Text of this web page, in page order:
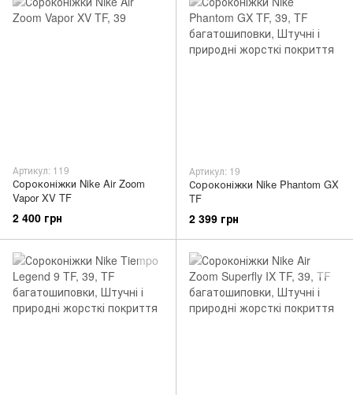
Артикул: 119
Сороконіжки Nike Air Zoom
Vapor XV TF
2 400 грн
Артикул: 19
Сороконіжки Nike Phantom GX
TF
2 399 грн